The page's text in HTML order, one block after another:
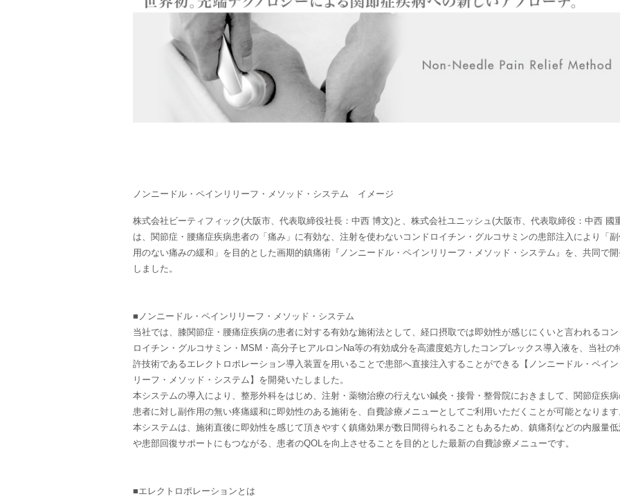
ノンニードル・ペインリリーフ・メソッド・システム イメージ
株式会社ビーティフィック(大阪市、代表取締役社長：中西 博文)と、株式会社ユニッシュ(大阪市、代表取締役：中西 國
は、関節症・腰痛症疾病患者の「痛み」に有効な、注射を使わないコンドロイチン・グルコサミンの患部注入により「
用のない痛みの緩和」を目的とした画期的鎮痛術『ノンニードル・ペインリリーフ・メソッド・システム』を、共同で開
しました。
■ノンニードル・ペインリリーフ・メソッド・システム
当社では、膝関節症・腰痛症疾病の患者に対する有効な施術法として、経口摂取では即効性が感じにくいと言われるコン
ロイチン・グルコサミン・MSM・高分子ヒアルロンNa等の有効成分を高濃度処方したコンプレックス導入液を、当社の
許技術であるエレクトロポレーション導入装置を用いることで患部へ直接注入することができる【ノンニードル・ペイン
リーフ・メソッド・システム】を開発いたしました。
本システムの導入により、整形外科をはじめ、注射・薬物治療の行えない鍼灸・接骨・整骨院におきまして、関節症疾
患者に対し副作用の無い疼痛緩和に即効性のある施術を、自費診療メニューとしてご利用いただくことが可能となります
本システムは、施術直後に即効性を感じて頂きやすく鎮痛効果が数日間得られることもあるため、鎮痛剤などの内服量
や患部回復サポートにもつながる、患者のQOLを向上させることを目的とした最新の自費診療メニューです。
■エレクトロポレーションとは